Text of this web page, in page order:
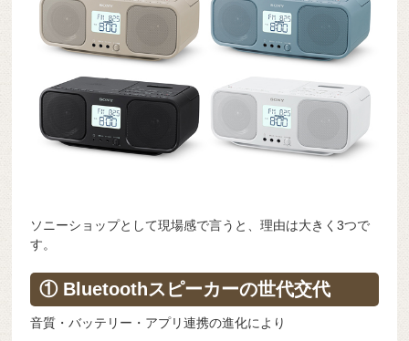
ソニーショップとして現場感で言うと、理由は大きく3つで
す。
① Bluetoothスピーカーの世代交代
音質・バッテリー・アプリ連携の進化により